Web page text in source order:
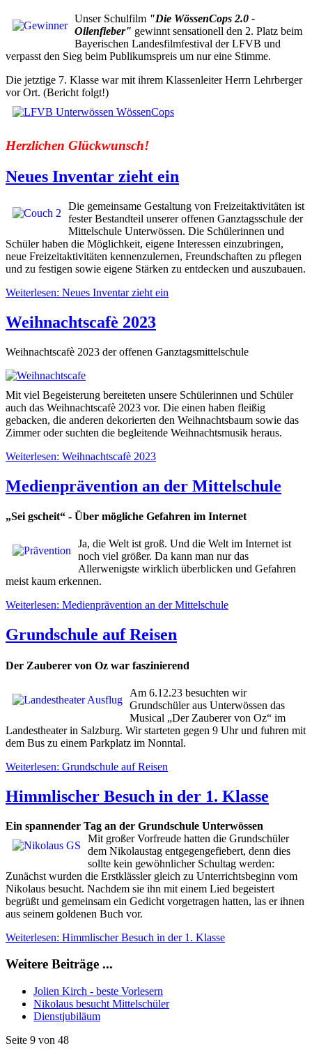
Unser Schulfilm "Die WössenCops 2.0 -
Oilenfieber" gewinnt sensationell den 2. Platz beim
Bayerischen Landesfilmfestival der LFVB und
verpasst den Sieg beim Publikumspreis um nur eine Stimme.
Die jetztige 7. Klasse war mit ihrem Klassenleiter Herrn Lehrberger
vor Ort. (Bericht folgt!)
Herzlichen Glückwunsch!
Neues Inventar zieht ein
Die gemeinsame Gestaltung von Freizeitaktivitäten ist
fester Bestandteil unserer offenen Ganztagsschule der
Mittelschule Unterwössen. Die Schülerinnen und
Schüler haben die Möglichkeit, eigene Interessen einzubringen,
neue Freizeitaktivitäten kennenzulernen, Freundschaften zu pflegen
und zu festigen sowie eigene Stärken zu entdecken und auszubauen.
Weiterlesen: Neues Inventar zieht ein
Weihnachtscafè 2023
Weihnachtscafè 2023 der offenen Ganztagsmittelschule
Mit viel Begeisterung bereiteten unsere Schülerinnen und Schüler
auch das Weihnachtscafè 2023 vor. Die einen haben fleißig
gebacken, die anderen dekorierten den Weihnachtsbaum sowie das
Zimmer oder suchten die begleitende Weihnachtsmusik heraus.
Weiterlesen: Weihnachtscafè 2023
Medienprävention an der Mittelschule
„Sei gscheit“ - Über mögliche Gefahren im Internet
Ja, die Welt ist groß. Und die Welt im Internet ist
noch viel größer. Da kann man nur das
Allerwenigste wirklich überblicken und Gefahren
meist kaum erkennen.
Weiterlesen: Medienprävention an der Mittelschule
Grundschule auf Reisen
Der Zauberer von Oz war faszinierend
Am 6.12.23 besuchten wir
Grundschüler aus Unterwössen das
Musical „Der Zauberer von Oz“ im
Landestheater in Salzburg. Wir starteten gegen 9 Uhr und fuhren mit
dem Bus zu einem Parkplatz im Nonntal.
Weiterlesen: Grundschule auf Reisen
Himmlischer Besuch in der 1. Klasse
Ein spannender Tag an der Grundschule Unterwössen
Mit großer Vorfreude hatten die Grundschüler
dem Nikolaustag entgegengefiebert, denn dies
sollte kein gewöhnlicher Schultag werden:
Zunächst wurden die Erstklässler gleich zu Unterrichtsbeginn vom
Nikolaus besucht. Nachdem sie ihn mit einem Lied begeistert
begrüßt und gemeinsam ein Gedicht vorgetragen hatten, las er ihnen
aus seinem goldenen Buch vor.
Weiterlesen: Himmlischer Besuch in der 1. Klasse
Weitere Beiträge ...
Jolien Kirch - beste Vorlesern
Nikolaus besucht Mittelschüler
Dienstjubiläum
Seite 9 von 48